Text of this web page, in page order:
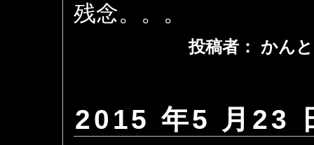
残念。。。
投稿者： かん
2015 年5 月23